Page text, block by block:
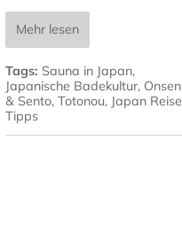
Mehr lesen
Tags: Sauna in Japan,
Japanische Badekultur, Onsen
& Sento, Totonou, Japan Reise
Tipps